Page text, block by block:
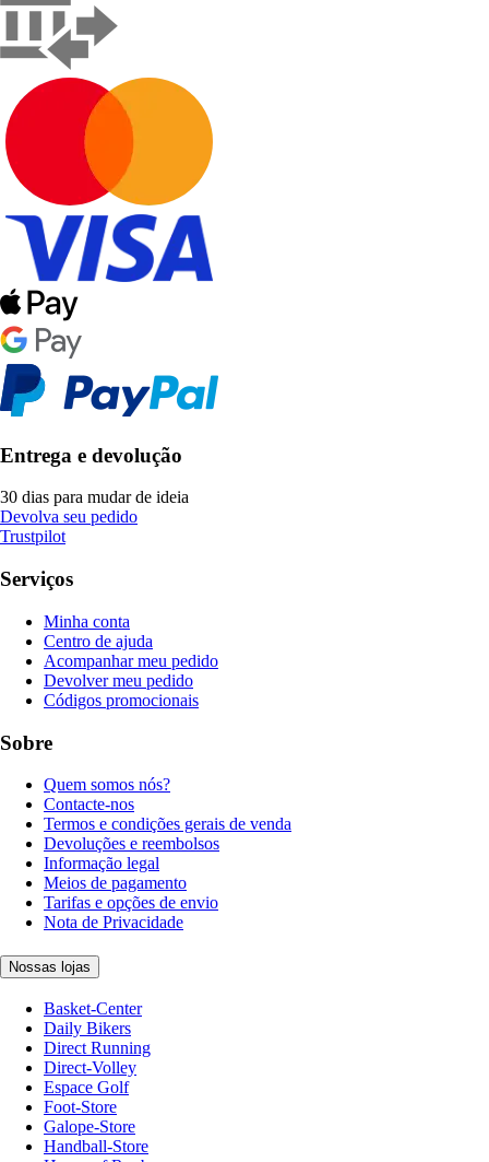
Entrega e devolução
30 dias para mudar de ideia
Devolva seu pedido
Trustpilot
Serviços
Minha conta
Centro de ajuda
Acompanhar meu pedido
Devolver meu pedido
Códigos promocionais
Sobre
Quem somos nós?
Contacte-nos
Termos e condições gerais de venda
Devoluções e reembolsos
Informação legal
Meios de pagamento
Tarifas e opções de envio
Nota de Privacidade
Nossas lojas
Basket-Center
Daily Bikers
Direct Running
Direct-Volley
Espace Golf
Foot-Store
Galope-Store
Handball-Store